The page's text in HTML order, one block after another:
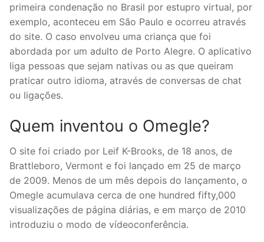
primeira condenação no Brasil por estupro virtual, por
exemplo, aconteceu em São Paulo e ocorreu através
do site. O caso envolveu uma criança que foi
abordada por um adulto de Porto Alegre. O aplicativo
liga pessoas que sejam nativas ou as que queiram
praticar outro idioma, através de conversas de chat
ou ligações.
Quem inventou o Omegle?
O site foi criado por Leif K-Brooks, de 18 anos, de
Brattleboro, Vermont e foi lançado em 25 de março
de 2009. Menos de um mês depois do lançamento, o
Omegle acumulava cerca de one hundred fifty,000
visualizações de página diárias, e em março de 2010
introduziu o modo de vídeoconferência.